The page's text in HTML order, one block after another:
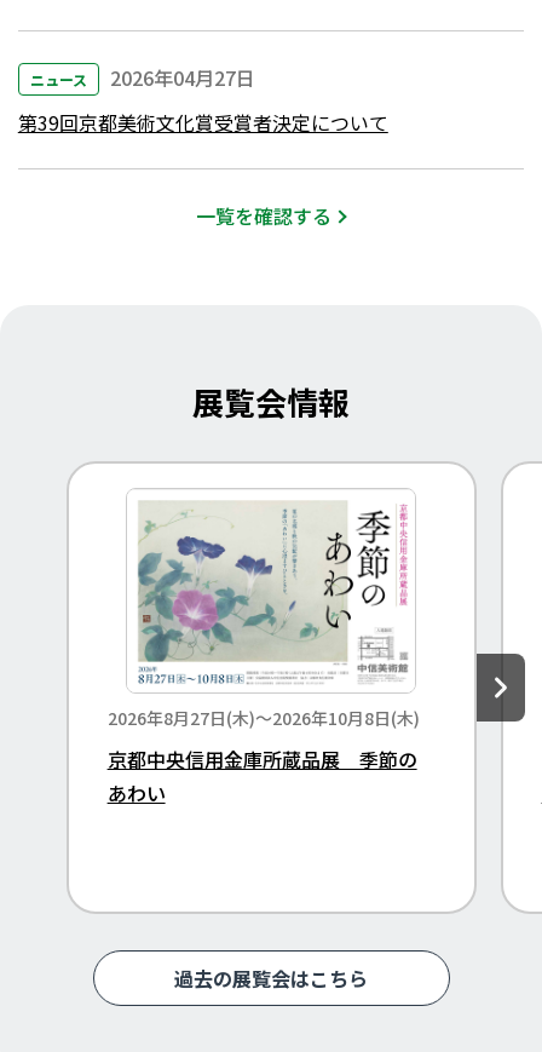
ニュース
2026年04月27日
第39回京都美術文化賞受賞者決定について
一覧を確認する
展覧会情報
2026年8月27日(木)～2026年10月8日(木)
京都中央信用金庫所蔵品展 季節の
あわい
過去の展覧会はこちら